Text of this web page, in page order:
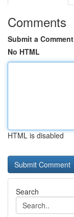
Comments
Submit a Comment
No HTML
HTML is disabled
Search